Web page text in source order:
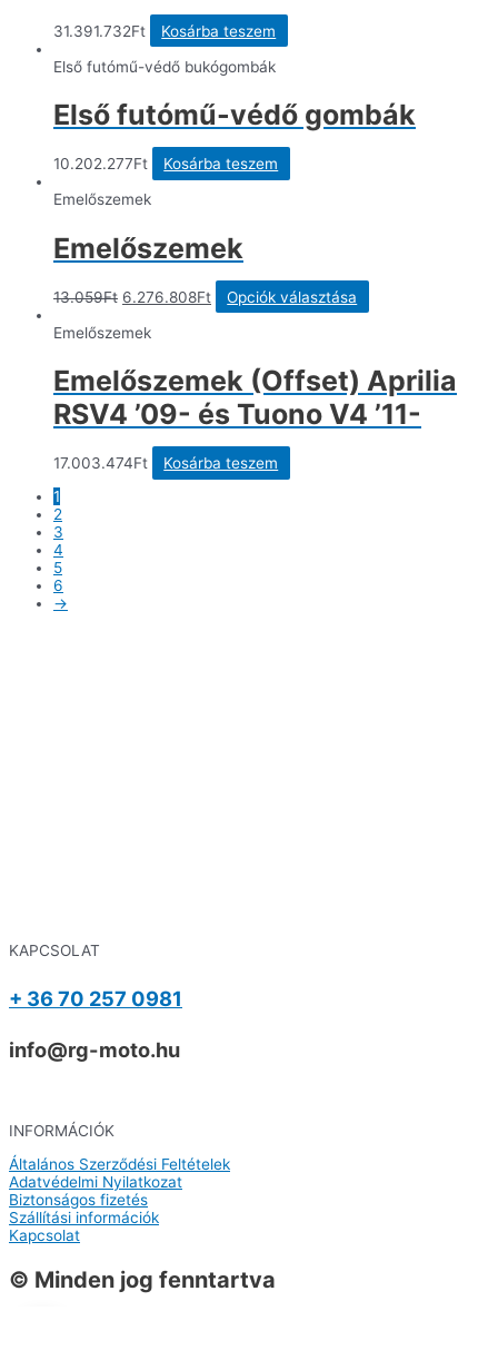
31.391.732Ft
Kosárba teszem
Első futómű-védő bukógombák
Első futómű-védő gombák
10.202.277Ft Kosárba teszem
Emelőszemek
Emelőszemek
13.059Ft Original
was:
6.276.808FtCurrent
price
Opciók választása
a
variációja
van.
A
változatok
Emelőszemek
Emelőszemek (Offset) Aprilia
RSV4 ’09- és Tuono V4 ’11-
17.003.474Ft
Kosárba teszem
1
2
3
4
5
6
→
KAPCSOLAT
+ 36 70 257 0981
info@rg-moto.hu
INFORMÁCIÓK
Általános Szerződési Feltételek
Adatvédelmi Nyilatkozat
Biztonságos fizetés
Szállítási információk
Kapcsolat
© Minden jog fenntartva